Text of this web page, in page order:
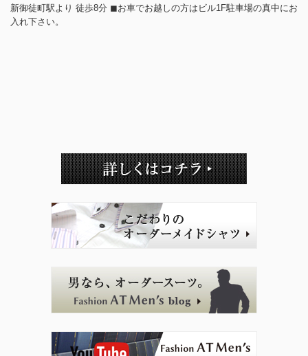
新御徒町駅より 徒歩8分 ◼︎お車でお越しの方はビル1F駐車場の真中にお
入れ下さい。